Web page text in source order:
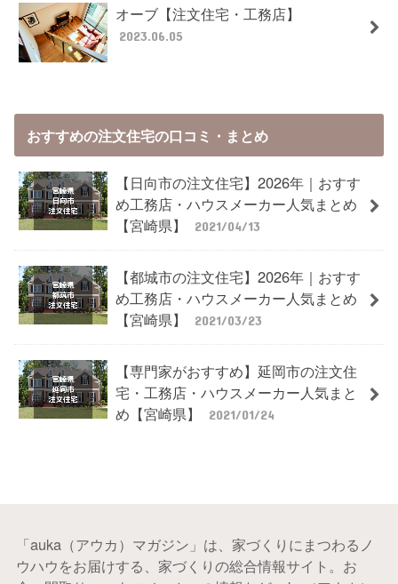
オーブ【注文住宅・工務店】
2023.06.05
おすすめの注文住宅の口コミ・まとめ
【日向市の注文住宅】2026年｜おすす
め工務店・ハウスメーカー人気まとめ
【宮崎県】
2021/04/13
【都城市の注文住宅】2026年｜おすす
め工務店・ハウスメーカー人気まとめ
【宮崎県】
2021/03/23
【専門家がおすすめ】延岡市の注文住
宅・工務店・ハウスメーカー人気まと
め【宮崎県】
2021/01/24
「auka（アウカ）マガジン」は、家づくりにまつわるノ
ウハウをお届けする、家づくりの総合情報サイト。お